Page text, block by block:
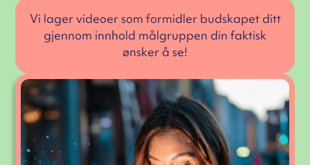
Vi lager videoer som formidler budskapet ditt
gjennom innhold målgruppen din faktisk
ønsker å se!